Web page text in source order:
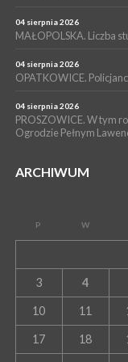
15 lipca 2026
PROSZOWICE. Już
04 sierpnia 2026
MAŁOPOLSKA. Liczba
04 sierpnia 2026
OPATKOWICE.
04 sierpnia 2026
PROSZOWICE. W tym
Ogrodzie Pełnym
ARCHIWUM
P W
3 4
10 11
17 18